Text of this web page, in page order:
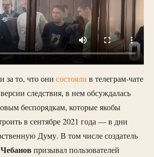
за то, что они состояли в телеграм-чате
следствия, в нем обсуждалась
беспорядкам, которые якобы
в сентябре 2021 года — в дни
Думу. В том числе создатель
призывал пользователей